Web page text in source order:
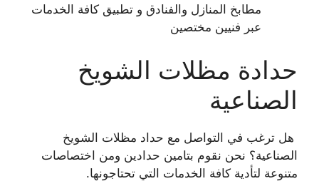
مطابخ المنازل والفنادق و تطبيق كافة الخدمات
عبر فنيين مختصين
حدادة مظلات الشويخ
الصناعية
هل ترغب في التواصل مع حداد مظلات الشويخ
الصناعية؟ نحن نقوم بتامين حدادين ومن اختصاصات
متنوعة لتأدية كافة الخدمات التي تحتاجونها.